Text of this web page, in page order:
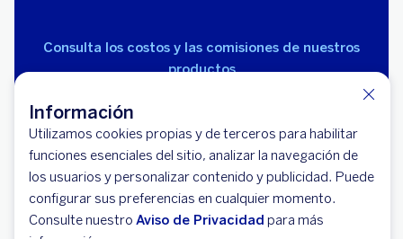
Información
Utilizamos cookies propias y de terceros para habilitar
funciones esenciales del sitio, analizar la navegación de
los usuarios y personalizar contenido y publicidad. Puede
configurar sus preferencias en cualquier momento.
Consulte nuestro Aviso de Privacidad para más
Consulta los costos y las comisiones de nuestros
productos
© 2026 BBVA México, S.A., Institución de Banca
Múltiple, Grupo Financiero BBVA México. Avenida Paseo